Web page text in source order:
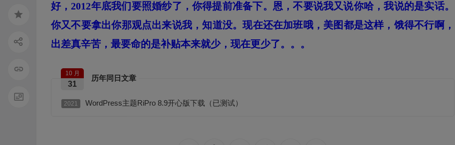
好，2012年底我们要照婚纱了，你得提前准备下。恩，不要说我又说你哈，我说的是实话。
你又不要拿出你那观点出来说我，知道没。现在还在加班哦，美图都是这样，饿得不行啊，
出差真辛苦，最要命的是补贴本来就少，现在更少了。。。
历年同日文章
10 月
31
2021 WordPress主题RiPro 8.9开心版下载（已测试）